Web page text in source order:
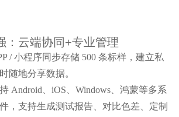
：云端协同+专业管理
/ 小程序同步存储 500 条标样，建立私
随地分享数据。
Android、iOS、Windows、鸿蒙等多系
，支持生成测试报告、对比色差、定制